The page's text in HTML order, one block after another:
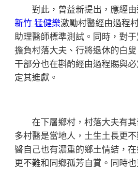
對此，曾益新提出，應經由
新竹 猛健樂激勵村醫經由過程
助理醫師標準測試。同時，對
擔負村落大夫、行將退休的白
干部分也在斟酌經由過程賜與
定其進獻。
在下層鄉村，村落大夫有其
多村醫是當地人，土生土長更
醫自己也有濃重的鄉土情結，
更不難和同鄉孤芳自賞。同時